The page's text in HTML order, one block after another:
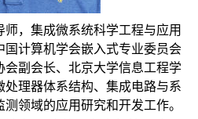
，集成微系统科学工程与应用
国计算机学会嵌入式专业委员会
会副会长、北京大学信息工程学
处理器体系结构、集成电路与系
领域的应用研究和开发工作。